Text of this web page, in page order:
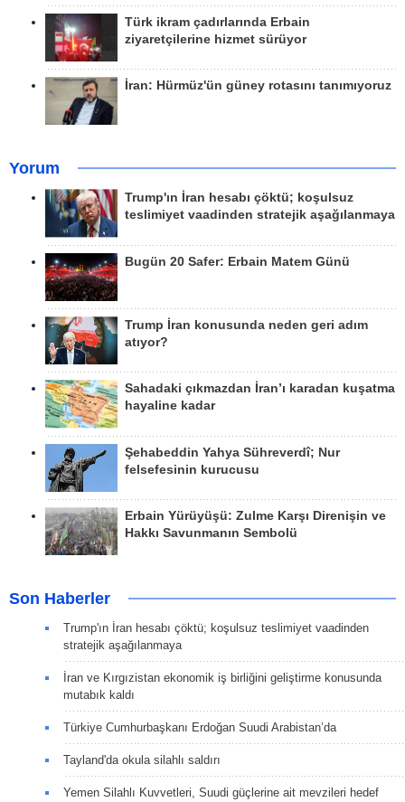
Türk ikram çadırlarında Erbain
ziyaretçilerine hizmet sürüyor
İran: Hürmüz'ün güney rotasını tanımıyoruz
Yorum
Trump'ın İran hesabı çöktü; koşulsuz
teslimiyet vaadinden stratejik aşağılanmaya
Bugün 20 Safer: Erbain Matem Günü
Trump İran konusunda neden geri adım
atıyor?
Sahadaki çıkmazdan İran’ı karadan kuşatma
hayaline kadar
Şehabeddin Yahya Sühreverdî; Nur
felsefesinin kurucusu
Erbain Yürüyüşü: Zulme Karşı Direnişin ve
Hakkı Savunmanın Sembolü
Son Haberler
Trump'ın İran hesabı çöktü; koşulsuz teslimiyet vaadinden
stratejik aşağılanmaya
İran ve Kırgızistan ekonomik iş birliğini geliştirme konusunda
mutabık kaldı
Türkiye Cumhurbaşkanı Erdoğan Suudi Arabistan’da
Tayland'da okula silahlı saldırı
Yemen Silahlı Kuvvetleri, Suudi güçlerine ait mevzileri hedef